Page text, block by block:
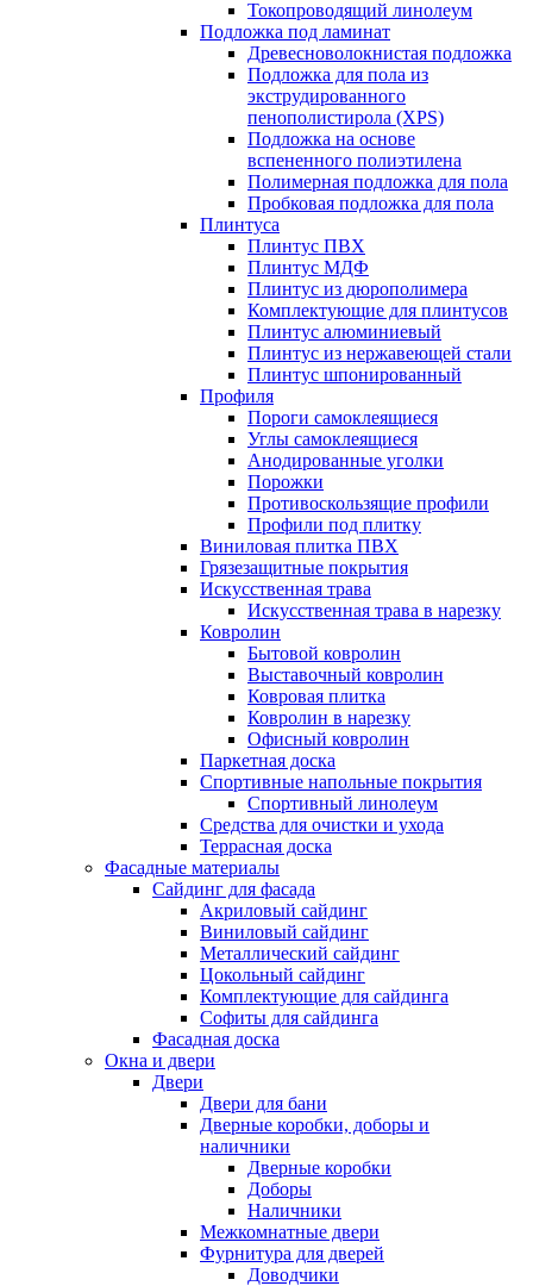
Токопроводящий линолеум
Подложка под ламинат
Древесноволокнистая подложка
Подложка для пола из
экструдированного
пенополистирола (XPS)
Подложка на основе
вспененного полиэтилена
Полимерная подложка для пола
Пробковая подложка для пола
Плинтуса
Плинтус ПВХ
Плинтус МДФ
Плинтус из дюрополимера
Комплектующие для плинтусов
Плинтус алюминиевый
Плинтус из нержавеющей стали
Плинтус шпонированный
Профиля
Пороги самоклеящиеся
Углы самоклеящиеся
Анодированные уголки
Порожки
Противоскользящие профили
Профили под плитку
Виниловая плитка ПВХ
Грязезащитные покрытия
Искусственная трава
Искусственная трава в нарезку
Ковролин
Бытовой ковролин
Выставочный ковролин
Ковровая плитка
Ковролин в нарезку
Офисный ковролин
Паркетная доска
Спортивные напольные покрытия
Спортивный линолеум
Средства для очистки и ухода
Террасная доска
Фасадные материалы
Сайдинг для фасада
Акриловый сайдинг
Виниловый сайдинг
Металлический сайдинг
Цокольный сайдинг
Комплектующие для сайдинга
Софиты для сайдинга
Фасадная доска
Окна и двери
Двери
Двери для бани
Дверные коробки, доборы и
наличники
Дверные коробки
Доборы
Наличники
Межкомнатные двери
Фурнитура для дверей
Доводчики